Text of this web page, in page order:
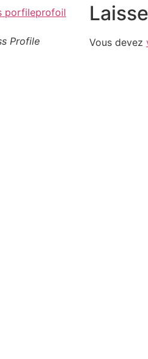
Profile Vous devez